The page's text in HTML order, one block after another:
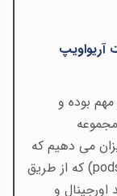
آریواویپ
بوده و
می دهیم که
که از طریق
و